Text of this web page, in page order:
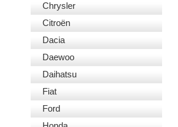
Chrysler
Citroën
Dacia
Daewoo
Daihatsu
Fiat
Ford